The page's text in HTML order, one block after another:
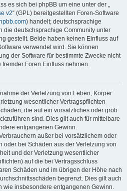
es sich bei phpBB um eine unter der „
v2“ (GPL) bereitgestellten Foren-Software
) handelt; deutschsprachige
die deutschsprachige Community unter
gestellt. Beide haben keinen Einfluss auf
verwendet wird. Sie können
der Software für bestimmte Zwecke nicht
Foren Einfluss nehmen.
der Verletzung von Leben, Körper
wesentlicher Vertragspflichten
die auf ein vorsätzliches oder grob
sind. Dies gilt auch für mittelbare
entgangenen Gewinn.
außer bei vorsätzlichem oder
oder bei Schäden aus der Verletzung von
und der Verletzung wesentlicher
auf die bei Vertragsschluss
Schäden und im übrigen der Höhe nach
begrenzt. Dies gilt auch
wie insbesondere entgangenen Gewinn.